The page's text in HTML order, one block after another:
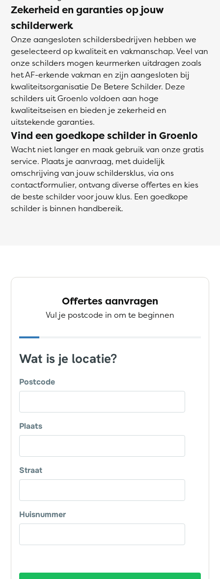
Zekerheid en garanties op jouw
schilderwerk
Onze aangesloten schildersbedrijven hebben we
geselecteerd op kwaliteit en vakmanschap. Veel van
onze schilders mogen keurmerken uitdragen zoals
het AF-erkende vakman en zijn aangesloten bij
kwaliteitsorganisatie De Betere Schilder. Deze
schilders uit Groenlo voldoen aan hoge
kwaliteitseisen en bieden je zekerheid en
uitstekende garanties.
Vind een goedkope schilder in Groenlo
Wacht niet langer en maak gebruik van onze gratis
service. Plaats je aanvraag, met duidelijk
omschrijving van jouw schildersklus, via ons
contactformulier, ontvang diverse offertes en kies
de beste schilder voor jouw klus. Een goedkope
schilder is binnen handbereik.
Offertes aanvragen
Vul je postcode in om te beginnen